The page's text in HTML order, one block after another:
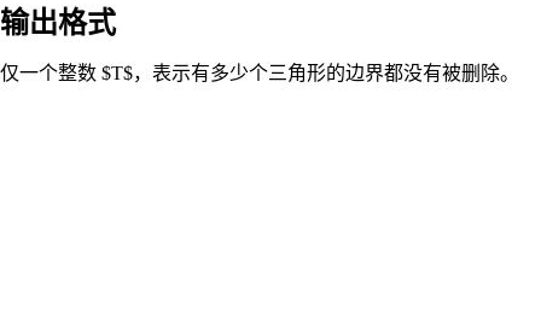
输出格式
仅一个整数 $T$，表示有多少个三角形的边界都没有被删除。